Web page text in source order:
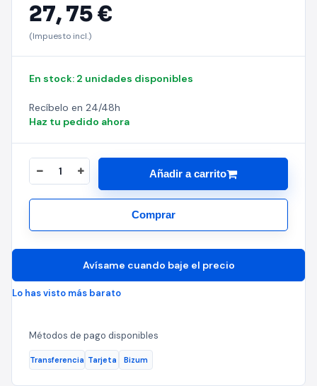
27,75 €
(Impuesto incl.)
En stock: 2 unidades disponibles
Recíbelo en 24/48h
Haz tu pedido ahora
Añadir a carrito
Comprar
Avísame cuando baje el precio
Lo has visto más barato
Métodos de pago disponibles
Transferencia Tarjeta Bizum